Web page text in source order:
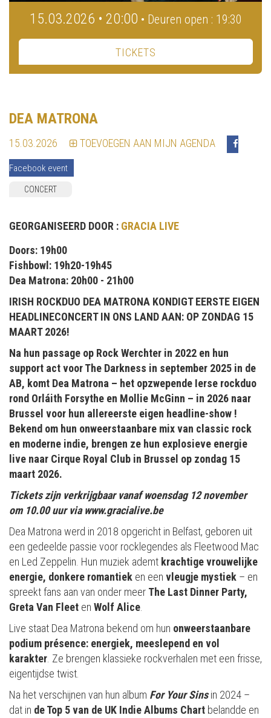
15.03.2026 • 20:00 • Deuren open : 19:30
TICKETS
DEA MATRONA
15.03.2026 TOEVOEGEN AAN MIJN AGENDA
Facebook event
CONCERT
GEORGANISEERD DOOR : GRACIA LIVE
Doors: 19h00
Fishbowl: 19h20-19h45
Dea Matrona: 20h00 - 21h00
IRISH ROCKDUO DEA MATRONA KONDIGT EERSTE EIGEN
HEADLINECONCERT IN ONS LAND AAN: OP ZONDAG 15
MAART 2026!
Na hun passage op Rock Werchter in 2022 en hun
support act voor The Darkness in september 2025 in de
AB, komt Dea Matrona – het opzwepende Ierse rockduo
rond Orláith Forsythe en Mollie McGinn – in 2026 naar
Brussel voor hun allereerste eigen headline-show !
Bekend om hun onweerstaanbare mix van classic rock
en moderne indie, brengen ze hun explosieve energie
live naar Cirque Royal Club in Brussel op zondag 15
maart 2026.
Tickets zijn verkrijgbaar vanaf woensdag 12 november
om 10.00 uur via www.gracialive.be
Dea Matrona werd in 2018 opgericht in Belfast, geboren uit
een gedeelde passie voor rocklegendes als Fleetwood Mac
en Led Zeppelin. Hun muziek ademt krachtigevrouwelijke
energie, donkere romantiek en een vleugje mystiek – en
spreekt fans aan van onder meer The Last Dinner Party,
Greta Van Fleet en Wolf Alice.
Live staat Dea Matrona bekend om hun onweerstaanbare
podium présence: energiek, meeslepend en vol
karakter. Ze brengen klassieke rockverhalen met een frisse,
eigentijdse twist.
Na het verschijnen van hun album For Your Sinsin 2024 –
dat in de Top 5 van de UK IndieAlbums Chart belandde en